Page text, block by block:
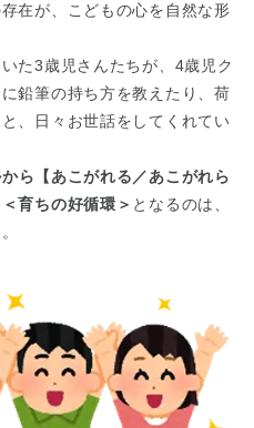
在が、こどもの心を自然な形
た3歳児さんたちが、4歳児ク
鉛筆の持ち方を教えたり、荷
、日々お世話をしてくれてい
ら【あこがれる／あこがれら
育ちの好循環＞ となるのは、